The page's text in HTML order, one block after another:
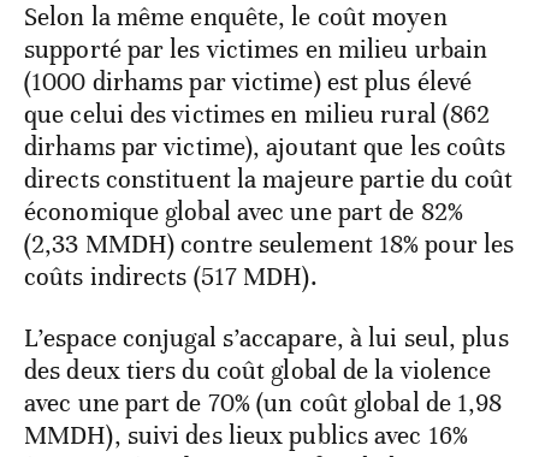
Selon la même enquête, le coût moyen
supporté par les victimes en milieu urbain
(1000 dirhams par victime) est plus élevé
que celui des victimes en milieu rural (862
dirhams par victime), ajoutant que les coûts
directs constituent la majeure partie du coût
économique global avec une part de 82%
(2,33 MMDH) contre seulement 18% pour les
coûts indirects (517 MDH).
L’espace conjugal s’accapare, à lui seul, plus
des deux tiers du coût global de la violence
avec une part de 70% (un coût global de 1,98
MMDH), suivi des lieux publics avec 16%